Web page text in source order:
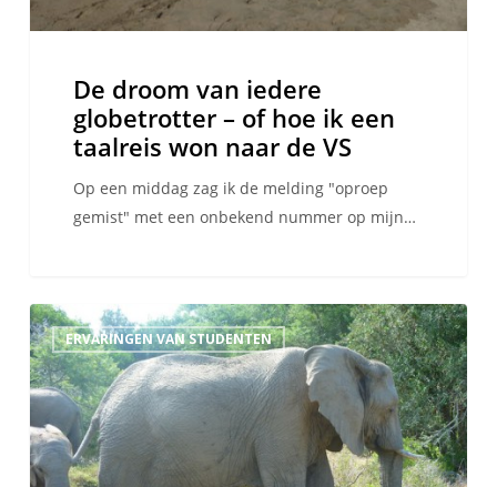
won
De droom van iedere
globetrotter – of hoe ik een
taalreis won naar de VS
Op een middag zag ik de melding "oproep
gemist" met een onbekend nummer op mijn…
Vrijwilliger
in
een
wildreservaat
ERVARINGEN VAN STUDENTEN